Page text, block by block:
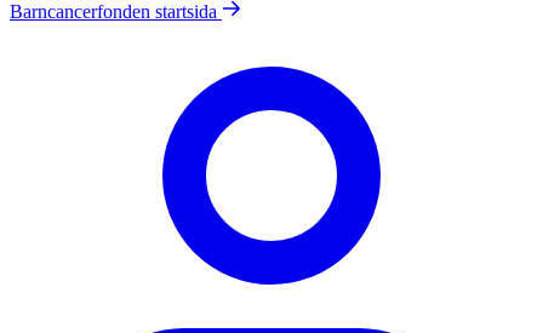
Barncancerfonden startsida